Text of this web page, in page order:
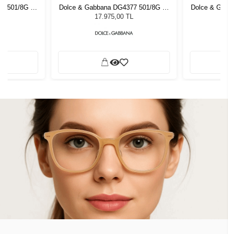
501/8G 54
Dolce & Gabbana DG4377 501/8G 54
Kadın Güneş Gözlüğü
17.975,00 TL
Dolce &